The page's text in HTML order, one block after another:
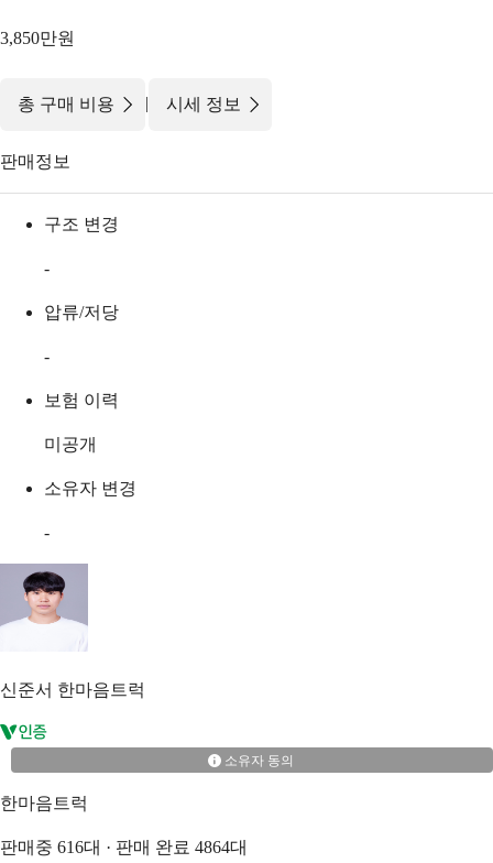
3,850만원
총 구매 비용 | 시세 정보
판매정보
구조 변경
-
압류/저당
-
보험 이력
미공개
소유자 변경
-
신준서 한마음트럭
소유자 동의
한마음트럭
판매중 616대 · 판매 완료 4864대